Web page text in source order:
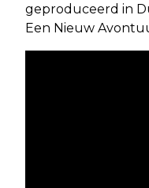
geproduceerd in
Een Nieuw